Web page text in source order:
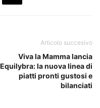
Articolo succesivo
Viva la Mamma lancia
Equilybra: la nuova linea di
piatti pronti gustosi e
bilanciati